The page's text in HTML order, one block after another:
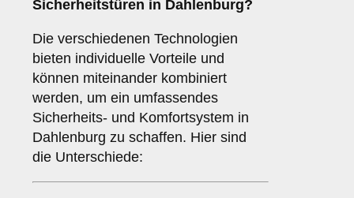
Sicherheitstüren in Dahlenburg?
Die verschiedenen Technologien
bieten individuelle Vorteile und
können miteinander kombiniert
werden, um ein umfassendes
Sicherheits- und Komfortsystem in
Dahlenburg zu schaffen. Hier sind
die Unterschiede: